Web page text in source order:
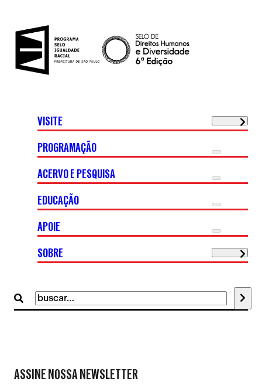
Buscar
por:
VISITE
PROGRAMAÇÃO
ACERVO E PESQUISA
EDUCAÇÃO
APOIE
SOBRE
ASSINE NOSSA NEWSLETTER